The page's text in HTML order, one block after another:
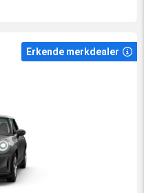
Erkende merkdealer